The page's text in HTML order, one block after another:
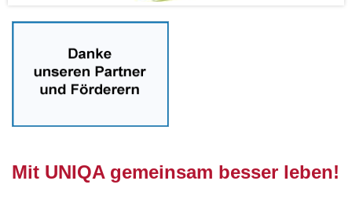
Mit UNIQA gemeinsam besser leben!